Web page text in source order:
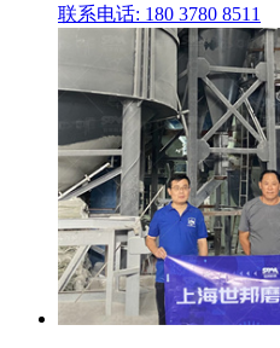
联系电话: 180 3780 8511